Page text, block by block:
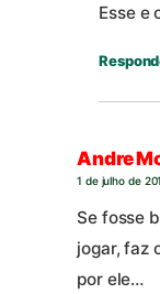
Esse e
Andre
1 de julho de
Se fosse
jogar, faz
por ele…